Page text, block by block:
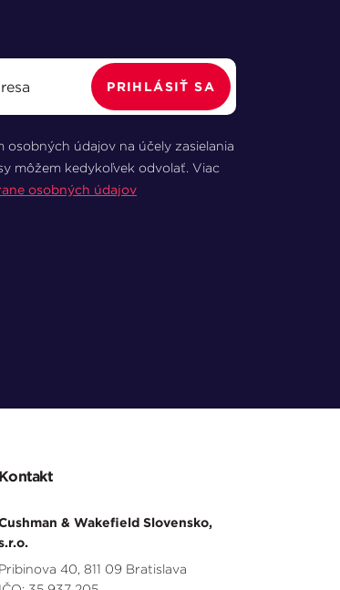
PRIHLÁSIŤ SA
osobných údajov na účely zasielania
môžem kedykoľvek odvolať. Viac
osobných údajov
Kontakt
& Wakefield Slovensko,
Pribinova 40, 811 09 Bratislava